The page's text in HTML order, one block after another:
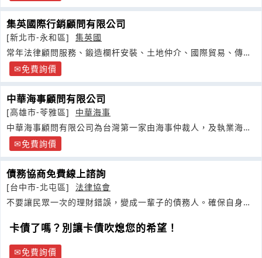
集英國際行銷顧問有限公司
[新北市-永和區]
集英國
常年法律顧問服務、鍛造欄杆安裝、土地仲介、國際貿易、傳直
銷健康食品等
免費詢價
中華海事顧問有限公司
[高雄市-苓雅區]
中華海事
中華海事顧問有限公司為台灣第一家由海事仲裁人，及執業海事
案件經驗豐富之律師所成立
免費詢價
債務協商免費線上諮詢
[台中市-北屯區]
法律協會
不要讓民眾一次的理財錯誤，變成一輩子的債務人。確保自身法
卡債了嗎？別讓卡債吹熄您的希望！
免費詢價